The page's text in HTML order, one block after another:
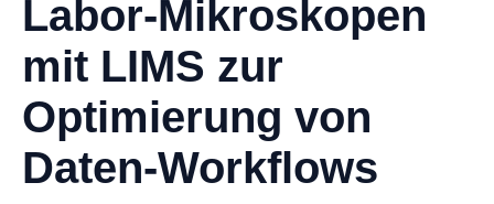
Labor-Mikroskopen
mit LIMS zur
Optimierung von
Daten-Workflows